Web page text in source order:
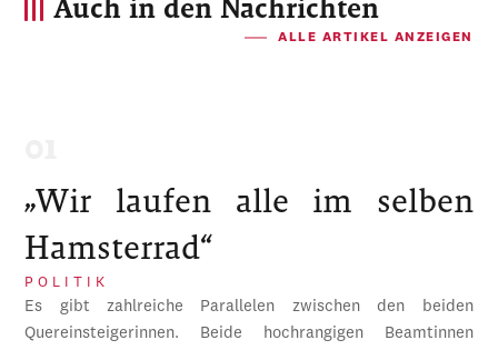
Auch in den Nachrichten
ALLE ARTIKEL ANZEIGEN
„Wir laufen alle im selben
Hamsterrad“
POLITIK
Es gibt zahlreiche Parallelen zwischen den beiden
Quereinsteigerinnen. Beide hochrangigen Beamtinnen